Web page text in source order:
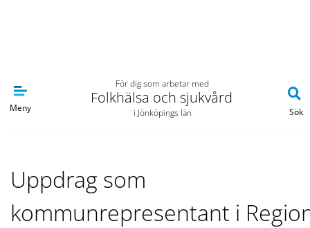
Meny
För dig som arbetar med
Folkhälsa och sjukvård
i Jönköpings län Sök
Uppdrag som
kommunrepresentant i